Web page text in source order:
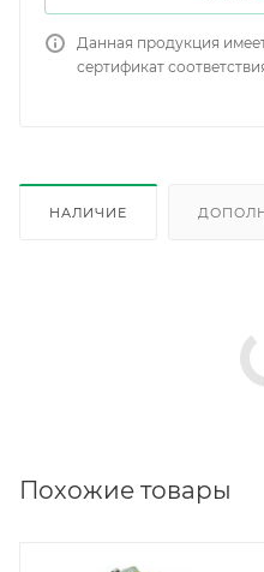
Данная продукция
сертификат
НАЛИЧИЕ
Похожие товары